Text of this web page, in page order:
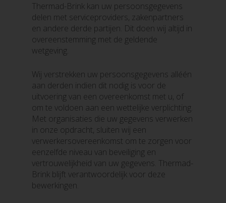
Thermad-Brink kan uw persoonsgegevens
delen met serviceproviders, zakenpartners
en andere derde partijen. Dit doen wij altijd in
overeenstemming met de geldende
wetgeving.
Wij verstrekken uw persoonsgegevens alléén
aan derden indien dit nodig is voor de
uitvoering van een overeenkomst met u, of
om te voldoen aan een wettelijke verplichting.
Met organisaties die uw gegevens verwerken
in onze opdracht, sluiten wij een
verwerkersovereenkomst om te zorgen voor
eenzelfde niveau van beveiliging en
vertrouwelijkheid van uw gegevens. Thermad-
Brink blijft verantwoordelijk voor deze
bewerkingen.